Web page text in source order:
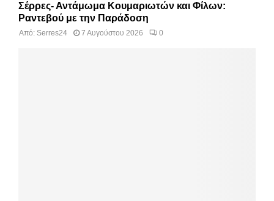
Σέρρες- Αντάμωμα Κουμαριωτών και Φίλων:
Ραντεβού με την Παράδοση
Από: Serres24 7 Αυγούστου 2026 0